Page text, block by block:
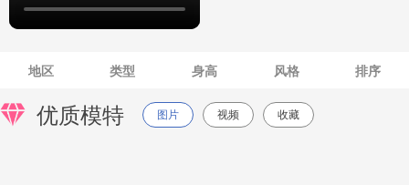
地区 类型 身高 风格 排序
优质模特 图片 视频 收藏